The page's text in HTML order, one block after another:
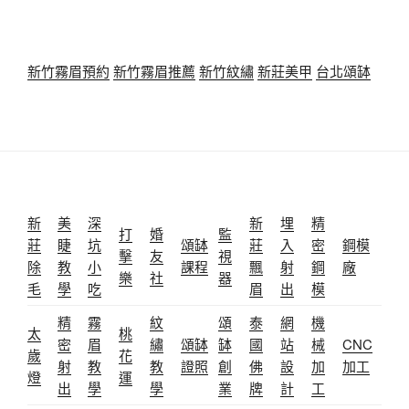
新竹霧眉預約 新竹霧眉推薦 新竹紋繡新莊美甲 台北頌缽
新
莊
除
毛
美
睫
教
學
深
坑
小
吃
打
擊
樂
婚
友
社
頌缽
課程
監
視
器
新
莊
飄
眉
埋
入
射
出
精
密
鋼
模
鋼模
廠
太
歲
燈
精
密
射
出
霧
眉
教
學
桃
花
運
紋
繡
教
學
頌缽
證照
頌
缽
創
業
泰
國
佛
牌
網
站
設
計
機
械
加
工
CNC
加工